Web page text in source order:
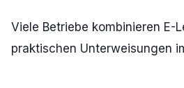
Viele Betriebe kombinieren E-
praktischen Unterweisungen